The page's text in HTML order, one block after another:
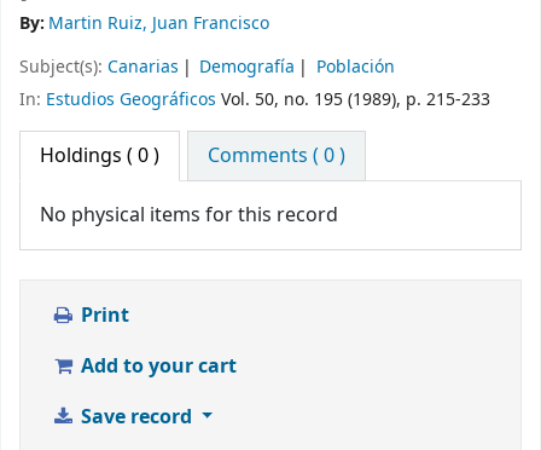
By: Martin Ruiz, Juan Francisco
Subject(s): Canarias Demografía
Población
In: Estudios Geográficos Vol. 50, no. 195 (1989), p. 215-233
Holdings ( 0 ) Comments ( 0 )
No physical items for this record
Print
Add to your cart
Save record